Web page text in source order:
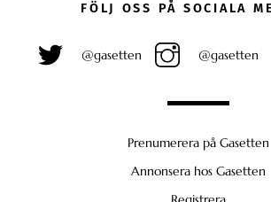
FÖLJ OSS PÅ SOCIALA
@gasetten @gasetten
Prenumerera på Gasetten
Annonsera hos Gasetten